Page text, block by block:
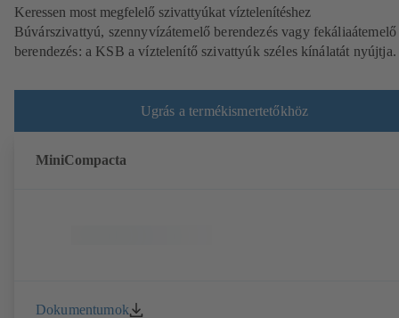
Keressen most megfelelő szivattyúkat víztelenítéshez
Búvárszivattyú, szennyvízátemelő berendezés vagy fekáliaátemelő
berendezés: a KSB a víztelenítő szivattyúk széles kínálatát nyújtja.
Ugrás a termékismertetőkhöz
MiniCompacta
Dokumentumok